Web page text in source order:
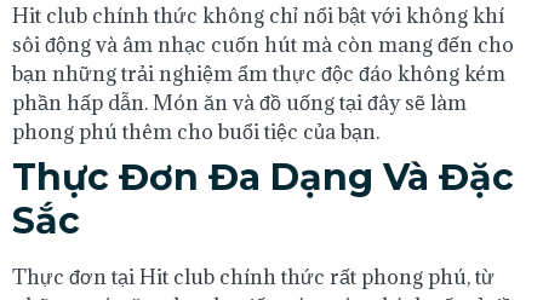
Hit club chính thức không chỉ nổi bật với không khí
sôi động và âm nhạc cuốn hút mà còn mang đến cho
bạn những trải nghiệm ẩm thực độc đáo không kém
phần hấp dẫn. Món ăn và đồ uống tại đây sẽ làm
phong phú thêm cho buổi tiệc của bạn.
Thực Đơn Đa Dạng Và Đặc
Sắc
Thực đơn tại Hit club chính thức rất phong phú, từ